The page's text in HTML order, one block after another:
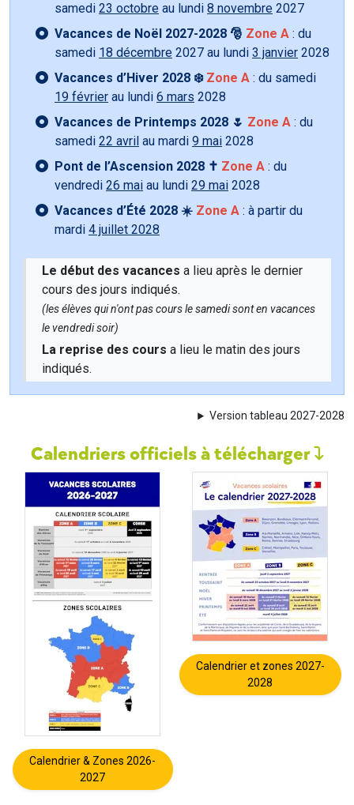
samedi 23 octobre au lundi 8 novembre 2027
Vacances de Noël 2027-2028 🎅 Zone A : du
samedi 18 décembre 2027 au lundi 3 janvier 2028
Vacances d’Hiver 2028 ❄️ Zone A : du samedi
19 février au lundi 6 mars 2028
Vacances de Printemps 2028 🌷 Zone A : du
samedi 22 avril au mardi 9 mai 2028
Pont de l’Ascension 2028 ✝️ Zone A : du
vendredi 26 mai au lundi 29 mai 2028
Vacances d’Été 2028 ☀️ Zone A : à partir du
mardi 4 juillet 2028
Le début des vacances a lieu après le dernier
cours des jours indiqués.
(les élèves qui n'ont pas cours le samedi sont en vacances
le vendredi soir)
La reprise des cours a lieu le matin des jours
indiqués.
Version tableau 2027-2028
Calendriers officiels à télécharger
Calendrier & Zones 2026-
2027
Calendrier et zones 2027-
2028